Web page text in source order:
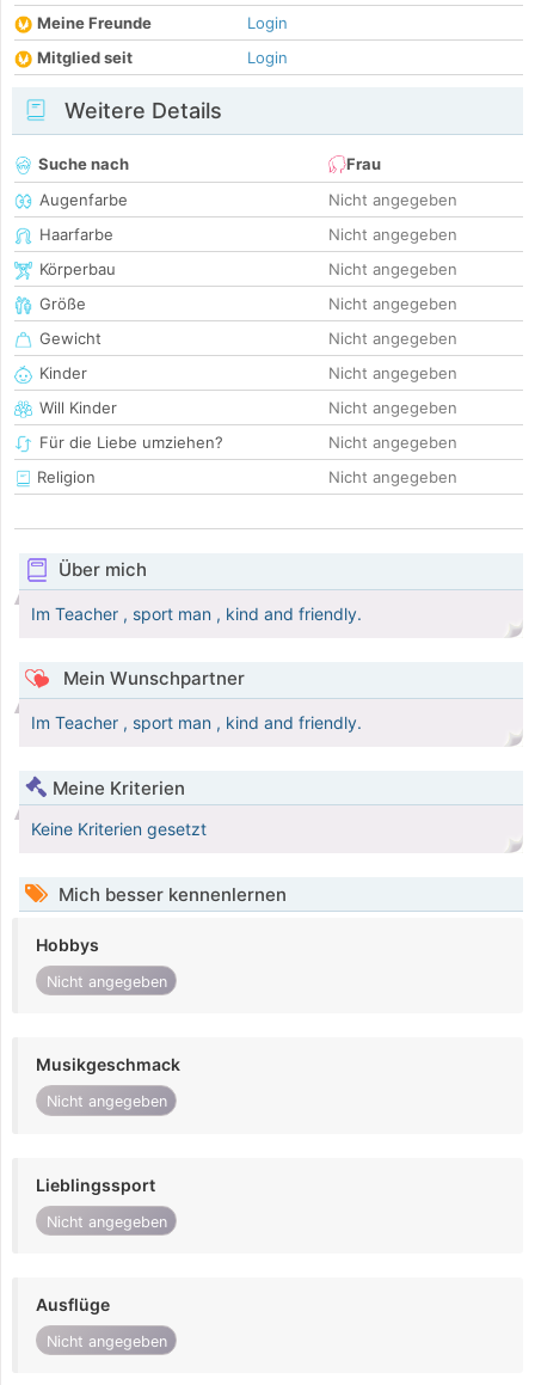
Meine Freunde
Login
Mitglied seit
Login
Weitere Details
Suche nach
Frau
Augenfarbe
Nicht angegeben
Haarfarbe
Nicht angegeben
Körperbau
Nicht angegeben
Größe
Nicht angegeben
Gewicht
Nicht angegeben
Kinder
Nicht angegeben
Will Kinder
Nicht angegeben
Für die Liebe umziehen?
Nicht angegeben
Religion
Nicht angegeben
Über mich
Im Teacher , sport man , kind and friendly.
Mein Wunschpartner
Im Teacher , sport man , kind and friendly.
Meine Kriterien
Keine Kriterien gesetzt
Mich besser kennenlernen
Hobbys
Nicht angegeben
Musikgeschmack
Nicht angegeben
Lieblingssport
Nicht angegeben
Ausflüge
Nicht angegeben